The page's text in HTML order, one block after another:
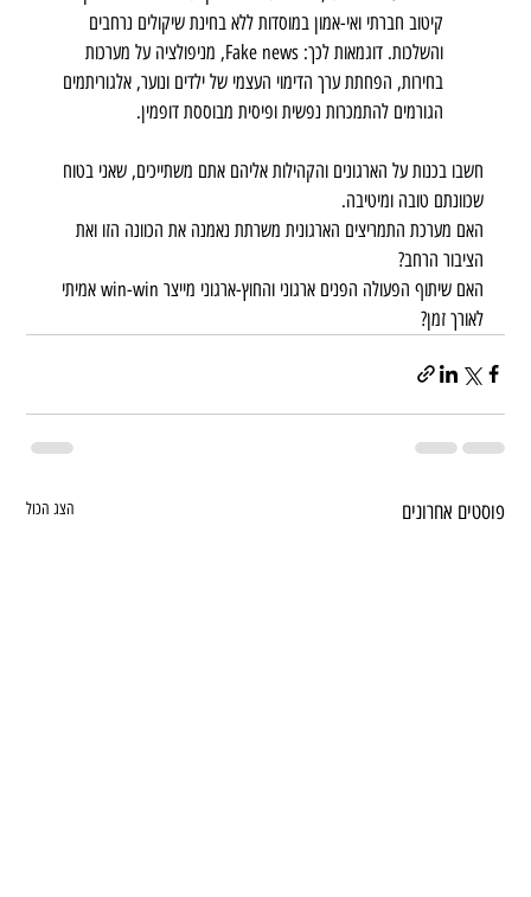
קיטוב חברתי ואי-אמון במוסדות ללא בחינת שיקולים נרחבים
והשלכות. דוגמאות לכך: Fake news, מניפולציה על מערכות
בחירות, הפחתת ערך הדימוי העצמי של ילדים ונוער, אלגוריתמים
הגורמים להתמכרות נפשית ופיסית מבוססת דופמין.
חשבו בכנות על הארגונים והקהילות אליהם אתם משתייכים, שאני בטוח
שכוונתם טובה ומיטיבה.
האם מערכת התמריצים הארגונית משרתת נאמנה את הכוונה הזו ואת
הציבור הרחב?
האם שיתוף הפעולה הפנים ארגוני והחוץ-ארגוני מייצר win-win אמיתי
לאורך זמן?
פוסטים אחרונים הצג הכול